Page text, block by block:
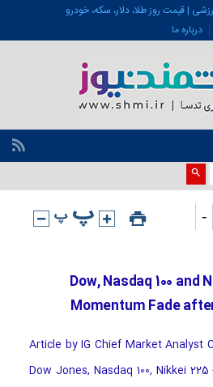
| قیمت روز طلا، دلار، سکه، خودرو
درباره ما
-
Dow, Nasdaq 100 and
Momentum Fade
[ad_1] Article by IG Chief Market
Dow Jones, Nasdaq 100, Nikkei